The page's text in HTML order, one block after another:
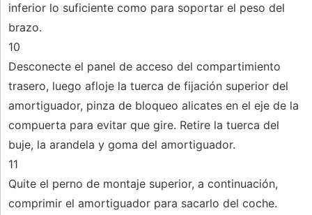
inferior lo suficiente como para soportar el peso del
brazo.
10
Desconecte el panel de acceso del compartimiento
trasero, luego afloje la tuerca de fijación superior del
amortiguador, pinza de bloqueo alicates en el eje de la
compuerta para evitar que gire. Retire la tuerca del
buje, la arandela y goma del amortiguador.
11
Quite el perno de montaje superior, a continuación,
comprimir el amortiguador para sacarlo del coche.